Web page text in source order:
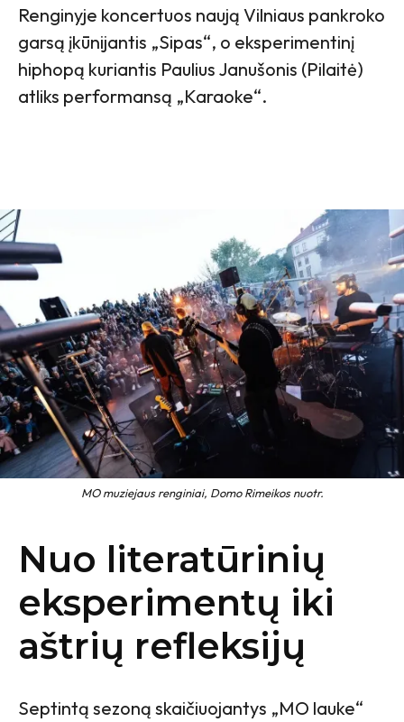
Renginyje koncertuos naują Vilniaus pankroko
garsą įkūnijantis „Sipas“, o eksperimentinį
hiphopą kuriantis Paulius Janušonis (Pilaitė)
atliks performansą „Karaoke“.
MO muziejaus renginiai, Domo Rimeikos nuotr.
Nuo literatūrinių
eksperimentų iki
aštrių refleksijų
Septintą sezoną skaičiuojantys „MO lauke“